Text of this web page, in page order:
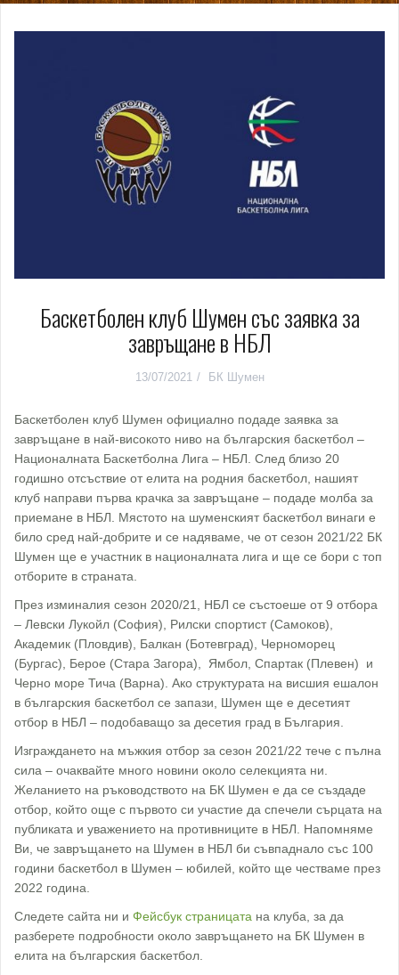
Баскетболен клуб Шумен със заявка за
завръщане в НБЛ
13/07/2021 БК Шумен
Баскетболен клуб Шумен официално подаде заявка за
завръщане в най-високото ниво на българския баскетбол –
Националната Баскетболна Лига – НБЛ. След близо 20
годишно отсъствие от елита на родния баскетбол, нашият
клуб направи първа крачка за завръщане – подаде молба за
приемане в НБЛ. Мястото на шуменският баскетбол винаги е
било сред най-добрите и се надяваме, че от сезон 2021/22 БК
Шумен ще е участник в националната лига и ще се бори с топ
отборите в страната.
През изминалия сезон 2020/21, НБЛ се състоеше от 9 отбора
– Левски Лукойл (София), Рилски спортист (Самоков),
Академик (Пловдив), Балкан (Ботевград), Черноморец
(Бургас), Берое (Стара Загора), Ямбол, Спартак (Плевен) и
Черно море Тича (Варна). Ако структурата на висшия ешалон
в българския баскетбол се запази, Шумен ще е десетият
отбор в НБЛ – подобаващо за десетия град в България.
Изграждането на мъжкия отбор за сезон 2021/22 тече с пълна
сила – очаквайте много новини около селекцията ни.
Желанието на ръководството на БК Шумен е да се създаде
отбор, който още с първото си участие да спечели сърцата на
публиката и уважението на противниците в НБЛ. Напомняме
Ви, че завръщането на Шумен в НБЛ би съвпаднало със 100
години баскетбол в Шумен – юбилей, който ще честваме през
2022 година.
Следете сайта ни и Фейсбук страницата на клуба, за да
разберете подробности около завръщането на БК Шумен в
елита на българския баскетбол.